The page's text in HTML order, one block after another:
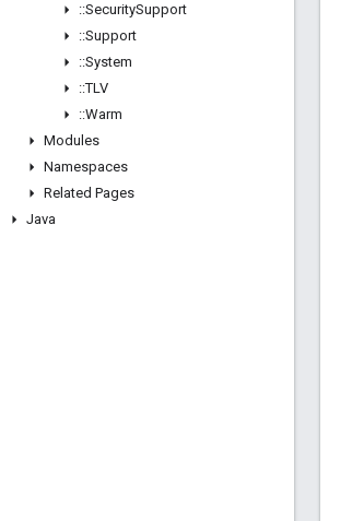
::SecuritySupport
::Support
::System
::TLV
::Warm
Modules
Namespaces
Related Pages
Java